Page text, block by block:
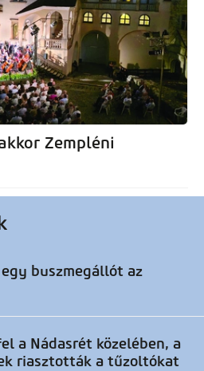
Zempléni
buszmegállót az
a Nádasrét közelében, a
riasztották a tűzoltókat